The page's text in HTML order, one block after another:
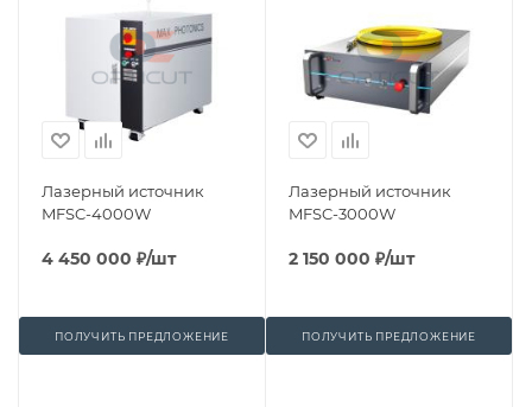
Лазерный источник
MFSC-4000W
4 450 000 ₽/шт
ПОЛУЧИТЬ ПРЕДЛОЖЕНИЕ
Лазерный источник
MFSC-3000W
2 150 000 ₽/шт
ПОЛУЧИТЬ ПРЕДЛОЖЕНИЕ